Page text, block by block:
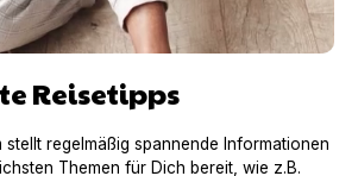
Reisetipps
stellt regelmäßig spannende Informationen
Themen für Dich bereit, wie z.B.